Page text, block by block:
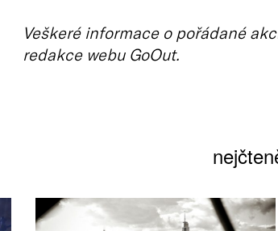
Veškeré informace o pořádané
redakce webu GoOut.